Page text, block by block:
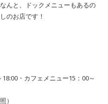
んと、ドックメニューもあるの
のお店です！
・カフェメニュー15：00～
）